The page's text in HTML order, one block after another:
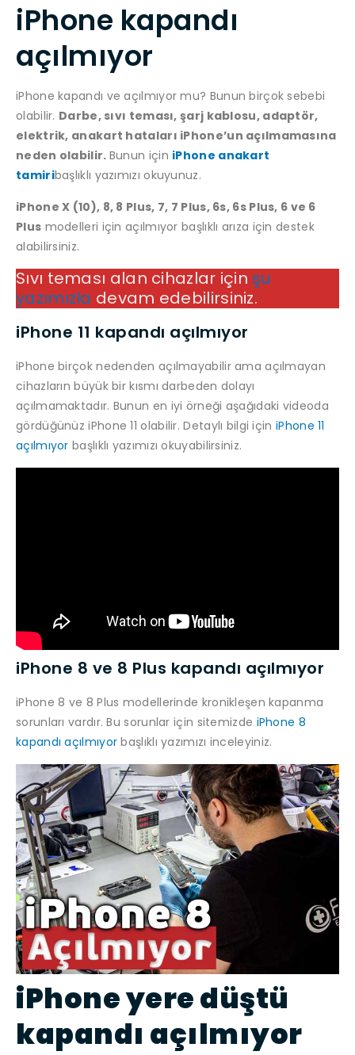
iPhone kapandı
açılmıyor
iPhone kapandı ve açılmıyor mu? Bunun birçok sebebi
olabilir. Darbe, sıvı teması, şarj kablosu, adaptör,
elektrik, anakart hataları iPhone’un açılmamasına
neden olabilir. Bunun için iPhone anakart
tamiribaşlıklı yazımızı okuyunuz.
iPhone X (10), 8, 8 Plus, 7, 7 Plus, 6s, 6s Plus, 6 ve 6
Plus modelleri için açılmıyor başlıklı arıza için destek
alabilirsiniz.
Sıvı teması alan cihazlar için şu
yazımızla devam edebilirsiniz.
iPhone 11 kapandı açılmıyor
iPhone birçok nedenden açılmayabilir ama açılmayan
cihazların büyük bir kısmı darbeden dolayı
açılmamaktadır. Bunun en iyi örneği aşağıdaki videoda
gördüğünüz iPhone 11 olabilir. Detaylı bilgi içiniPhone 11
açılmıyor başlıklı yazımızı okuyabilirsiniz.
iPhone 8 ve 8 Plus kapandı açılmıyor
iPhone 8 ve 8 Plus modellerinde kronikleşen kapanma
sorunları vardır. Bu sorunlar için sitemizde iPhone 8
kapandı açılmıyor başlıklı yazımızı inceleyiniz.
iPhone yere düştü
kapandı açılmıyor